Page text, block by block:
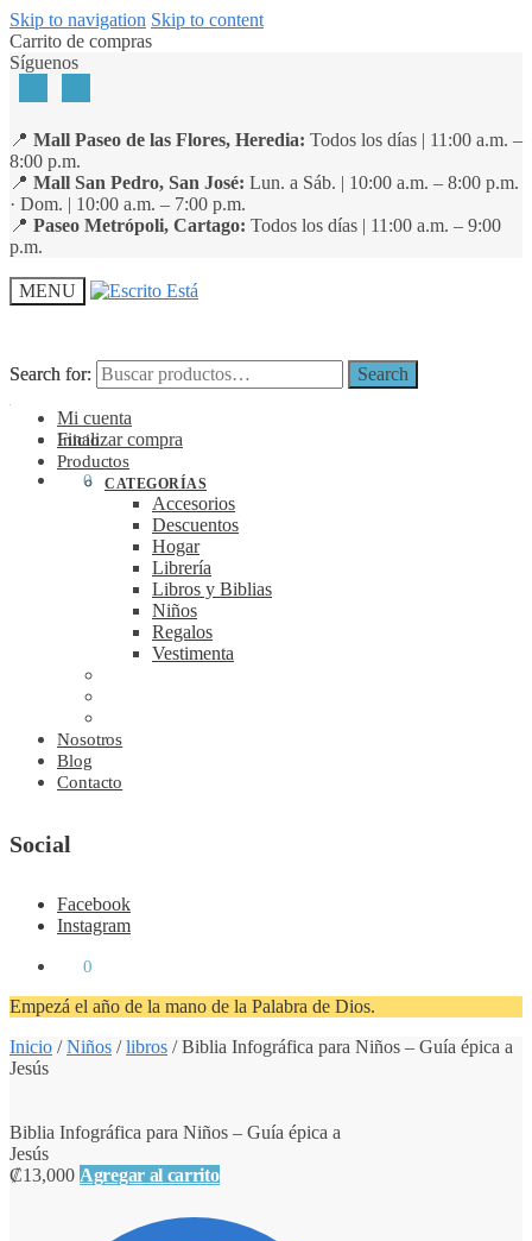
Skip to navigation Skip to content
Carrito de compras
Síguenos
📍 Mall Paseo de las Flores, Heredia: Todos los días | 11:00 a.m. –
8:00 p.m.
📍 Mall San Pedro, San José: Lun. a Sáb. | 10:00 a.m. – 8:00 p.m.
· Dom. | 10:00 a.m. – 7:00 p.m.
📍 Paseo Metrópoli, Cartago: Todos los días | 11:00 a.m. – 9:00
p.m.
MENU
Search for: Search
Mi cuenta
Finalizar compra
0
Search for: Search
Inicio
Productos
CATEGORÍAS
Accesorios
Descuentos
Hogar
Librería
Libros y Biblias
Niños
Regalos
Vestimenta
Nosotros
Blog
Contacto
Social
Facebook
Instagram
0
Empezá el año de la mano de la Palabra de Dios.
Inicio /Niños /libros /Biblia Infográfica para Niños – Guía épica a
Jesús
Biblia Infográfica para Niños – Guía épica a
Jesús
₡13,000 Agregar al carrito